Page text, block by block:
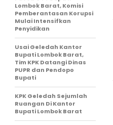
Lombok Barat, Komisi
Pemberantasan Korupsi
Mulai Intensifkan
Penyidikan
Usai Geledah Kantor
Bupati Lombok Barat,
Tim KPK Datangi Dinas
PUPR dan Pendopo
Bupati
KPK Geledah Sejumlah
Ruangan Di Kantor
Bupati Lombok Barat